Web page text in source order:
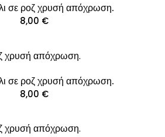
σε ροζ χρυσή απόχρωση.
8,00 €
σε ροζ χρυσή απόχρωση.
8,00 €